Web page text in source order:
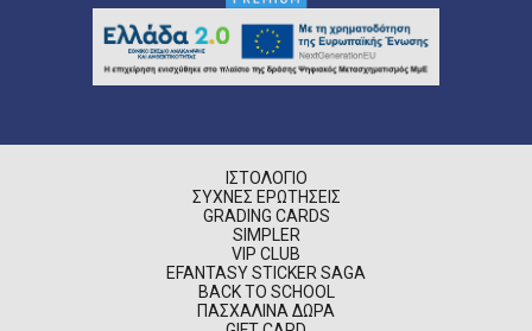
ΙΣΤΟΛΌΓΙΟ
ΣΥΧΝΈΣ ΕΡΩΤΉΣΕΙΣ
GRADING CARDS
SIMPLER
VIP CLUB
EFANTASY STICKER SAGA
BACK TO SCHOOL
ΠΑΣΧΑΛΙΝΆ ΔΏΡΑ